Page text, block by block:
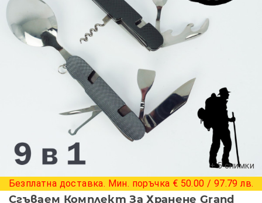
+ 5 снимки
Безплатна доставка. Мин. поръчка € 50.00 / 97.79 лв.
Сгъваем Комплект За Хранене Grand